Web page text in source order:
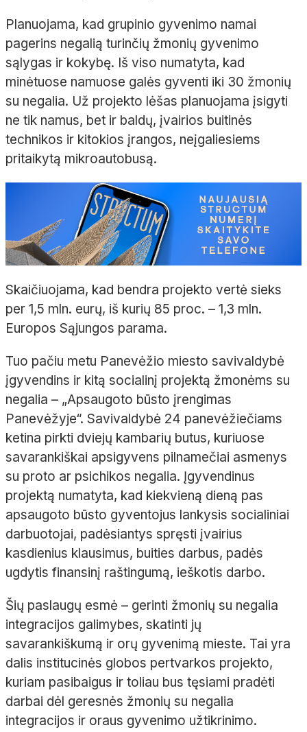
Planuojama, kad grupinio gyvenimo namai
pagerins negalią turinčių žmonių gyvenimo
sąlygas ir kokybę. Iš viso numatyta, kad
minėtuose namuose galės gyventi iki 30 žmonių
su negalia. Už projekto lėšas planuojama įsigyti
ne tik namus, bet ir baldų, įvairios buitinės
technikos ir kitokios įrangos, neįgaliesiems
pritaikytą mikroautobusą.
Skaičiuojama, kad bendra projekto vertė sieks
per 1,5 mln. eurų, iš kurių 85 proc. – 1,3 mln.
Europos Sąjungos parama.
Tuo pačiu metu Panevėžio miesto savivaldybė
įgyvendins ir kitą socialinį projektą žmonėms su
negalia – „Apsaugoto būsto įrengimas
Panevėžyje“. Savivaldybė 24 panevėžiečiams
ketina pirkti dviejų kambarių butus, kuriuose
savarankiškai apsigyvens pilnamečiai asmenys
su proto ar psichikos negalia. Įgyvendinus
projektą numatyta, kad kiekvieną dieną pas
apsaugoto būsto gyventojus lankysis socialiniai
darbuotojai, padėsiantys spręsti įvairius
kasdienius klausimus, buities darbus, padės
ugdytis finansinį raštingumą, ieškotis darbo.
Šių paslaugų esmė – gerinti žmonių su negalia
integracijos galimybes, skatinti jų
savarankiškumą ir orų gyvenimą mieste. Tai yra
dalis institucinės globos pertvarkos projekto,
kuriam pasibaigus ir toliau bus tęsiami pradėti
darbai dėl geresnės žmonių su negalia
integracijos ir oraus gyvenimo užtikrinimo.